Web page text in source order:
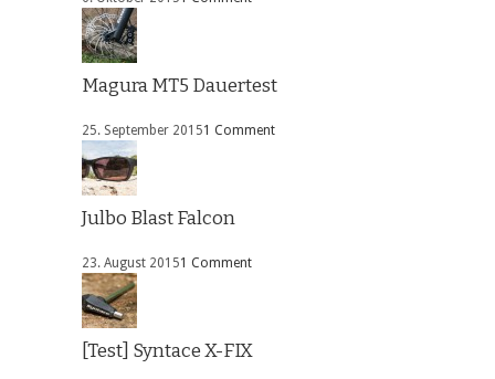
Magura MT5 Dauertest
25. September 20151 Comment
Julbo Blast Falcon
23. August 20151 Comment
[Test] Syntace X-FIX